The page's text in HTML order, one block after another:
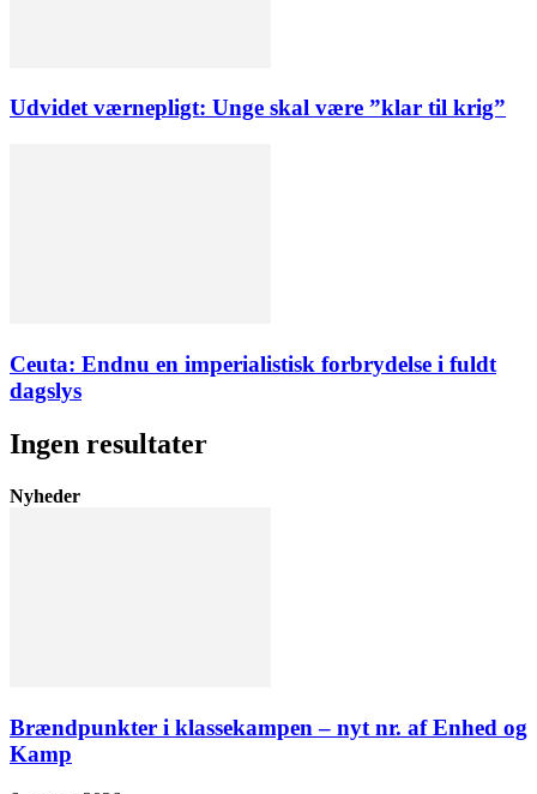
Udvidet værnepligt: Unge skal være ”klar til krig”
Ceuta: Endnu en imperialistisk forbrydelse i fuldt
dagslys
Ingen resultater
Nyheder
Brændpunkter i klassekampen – nyt nr. af Enhed og
Kamp